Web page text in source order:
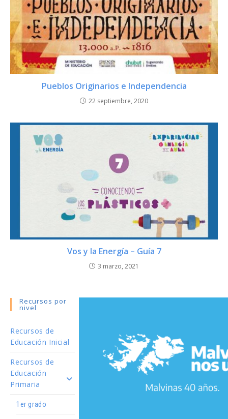
Pueblos Originarios e Independencia
22 septiembre, 2020
Vos y la Energía – Guía 7
3 marzo, 2021
Recursos por
nivel
Recursos de
Educación Inicial
Recursos de
Educación
Primaria
1er grado